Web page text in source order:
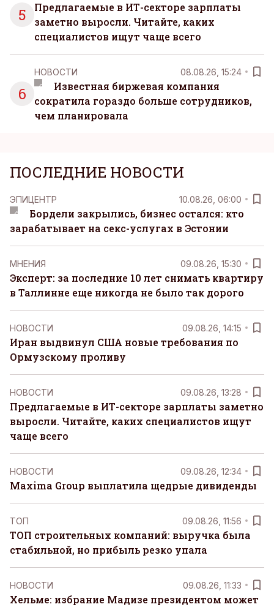
5
Предлагаемые в ИТ-секторе зарплаты
заметно выросли. Читайте, каких
специалистов ищут чаще всего
6
НОВОСТИ 08.08.26, 15:24
Известная биржевая компания
сократила гораздо больше сотрудников,
чем планировала
ПОСЛЕДНИЕ НОВОСТИ
ЭПИЦЕНТР 10.08.26, 06:00
Бордели закрылись, бизнес остался: кто
зарабатывает на секс-услугах в Эстонии
MНЕНИЯ 09.08.26, 15:30
Эксперт: за последние 10 лет снимать квартиру
в Таллинне еще никогда не было так дорого
НОВОСТИ 09.08.26, 14:15
Иран выдвинул США новые требования по
Ормузскому проливу
НОВОСТИ 09.08.26, 13:28
Предлагаемые в ИТ-секторе зарплаты заметно
выросли. Читайте, каких специалистов ищут
чаще всего
НОВОСТИ 09.08.26, 12:34
Maxima Group выплатила щедрые дивиденды
ТОП 09.08.26, 11:56
ТОП строительных компаний: выручка была
стабильной, но прибыль резко упала
НОВОСТИ 09.08.26, 11:33
Хельме: избрание Мадизе президентом может